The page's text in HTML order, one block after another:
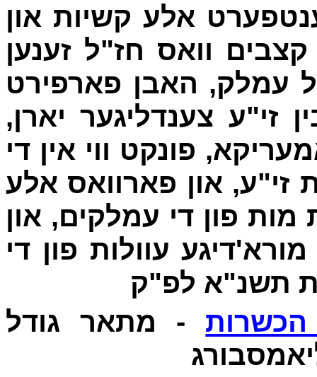
אלע קשיות און
קצבים וואס חז"ל זענען
עמלק, האבן פארפירט
זי"ע צענדליגער יארן,
פונקט ווי אין די
זי"ע, און פארוואס אלע
פון די עמלקים, און
עוולות פון די
תשנ"א לפ"ק
- מתאר גודל